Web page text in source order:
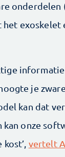
onderdelen
je
kan dat
onze
vertelt